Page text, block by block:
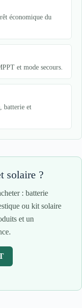
économique du
et mode secours.
batterie et
solaire ?
: batterie
ou kit solaire
et un